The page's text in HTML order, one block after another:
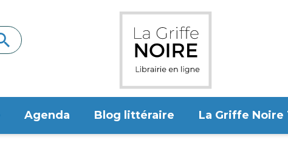
Agenda Blog littéraire La Griffe Noire